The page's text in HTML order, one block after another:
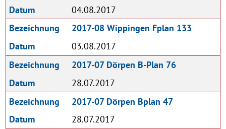
Datum 04.08.2017
Datum 03.08.2017
Bezeichnung 2017-08 Wippingen Fplan 133
Datum 28.07.2017
Bezeichnung 2017-07 Dörpen B-Plan 76
Datum 28.07.2017
Bezeichnung 2017-07 Dörpen Bplan 47